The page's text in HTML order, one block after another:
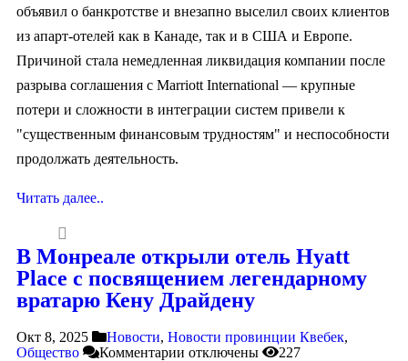
объявил о банкротстве и внезапно выселил своих клиентов
из апарт-отелей как в Канаде, так и в США и Европе.
Причиной стала немедленная ликвидация компании после
разрыва соглашения с Marriott International — крупные
потери и сложности в интеграции систем привели к
"существенным финансовым трудностям" и неспособности
продолжать деятельность.
Читать далее..
В Монреале открыли отель Hyatt
Place с посвящением легендарному
вратарю Кену Драйдену
Окт 8, 2025 Новости, Новости провинции Квебек,
Общество
Комментарии отключены 227